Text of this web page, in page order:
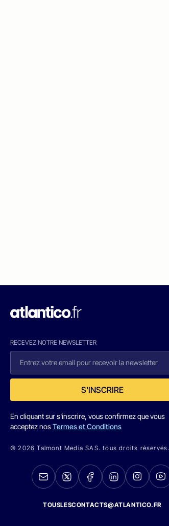
RECEVEZ NOTRE NEWSLETTER
S'INSCRIRE
En cliquant sur s'inscrire, vous confirmez que vous
acceptez nosTermes et Conditions
© 2026 Talmont Media SAS. tous droits réservés.
TOUSLESCONTACTS@ATLANTICO.FR